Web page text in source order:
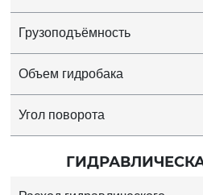
Грузоподъёмность
Объем гидробака
Угол поворота